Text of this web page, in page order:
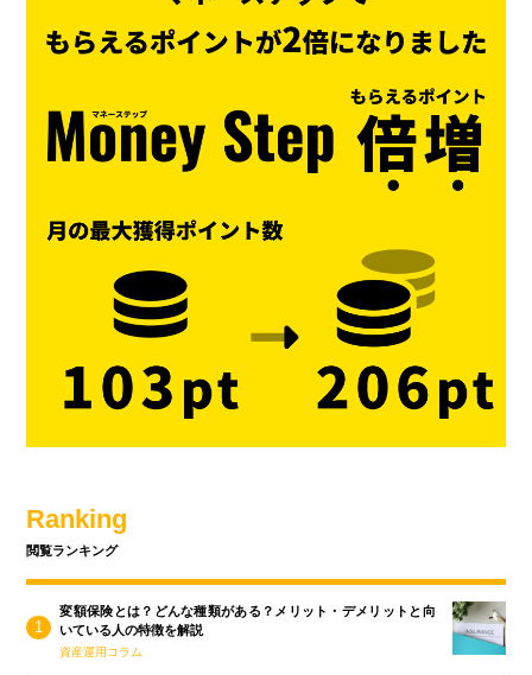
Ranking
閲覧ランキング
変額保険とは？どんな種類がある？メリット・デメリットと向
いている人の特徴を解説
資産運用コラム